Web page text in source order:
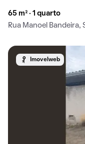
65 m² · 1 quarto
Rua Manoel Bandeira,
Imovelweb